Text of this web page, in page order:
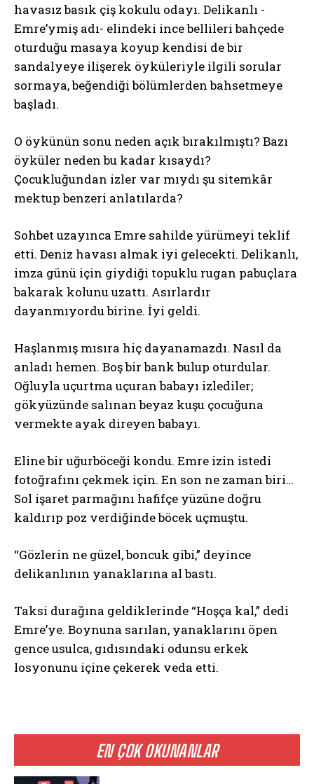
EN ÇOK OKUNANLAR
havasız basık çiş kokulu odayı. Delikanlı -
Emre’ymiş adı- elindeki ince bellileri bahçede
oturduğu masaya koyup kendisi de bir
sandalyeye ilişerek öyküleriyle ilgili sorular
sormaya, beğendiği bölümlerden bahsetmeye
başladı.
O öykünün sonu neden açık bırakılmıştı? Bazı
öyküler neden bu kadar kısaydı?
Çocukluğundan izler var mıydı şu sitemkâr
mektup benzeri anlatılarda?
Sohbet uzayınca Emre sahilde yürümeyi teklif
etti. Deniz havası almak iyi gelecekti. Delikanlı,
imza günü için giydiği topuklu rugan pabuçlara
bakarak kolunu uzattı. Asırlardır
dayanmıyordu birine. İyi geldi.
Haşlanmış mısıra hiç dayanamazdı. Nasıl da
anladı hemen. Boş bir bank bulup oturdular.
Oğluyla uçurtma uçuran babayı izlediler;
gökyüzünde salınan beyaz kuşu çocuğuna
vermekte ayak direyen babayı.
Eline bir uğurböceği kondu. Emre izin istedi
fotoğrafını çekmek için. En son ne zaman biri…
Sol işaret parmağını hafifçe yüzüne doğru
kaldırıp poz verdiğinde böcek uçmuştu.
“Gözlerin ne güzel, boncuk gibi,” deyince
delikanlının yanaklarına al bastı.
Taksi durağına geldiklerinde “Hoşça kal,” dedi
Emre’ye. Boynuna sarılan, yanaklarını öpen
gence usulca, gıdısındaki odunsu erkek
losyonunu içine çekerek veda etti.